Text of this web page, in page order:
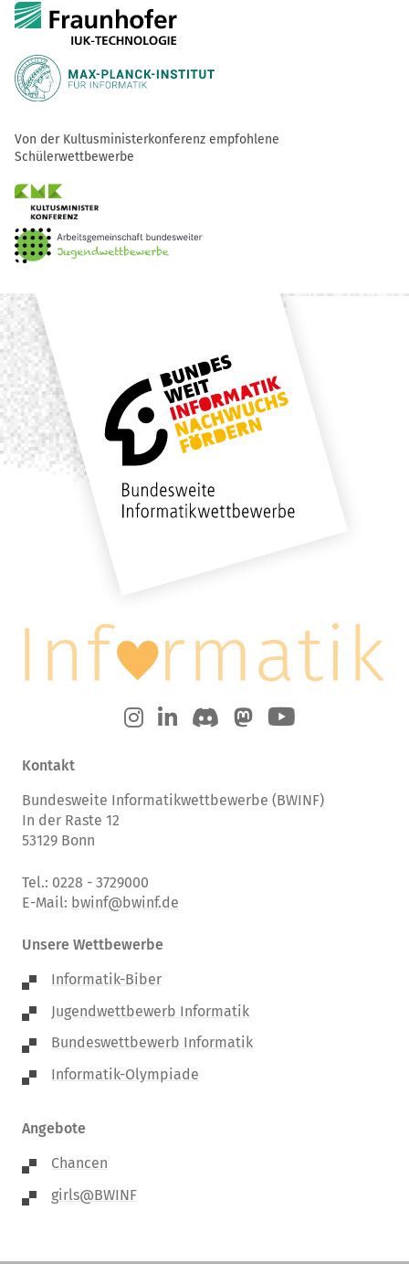
Von der Kultusministerkonferenz empfohlene
Schülerwettbewerbe
Kontakt
Bundesweite Informatikwettbewerbe (BWINF)
In der Raste 12
53129 Bonn
Tel.: 0228 - 3729000
E-Mail: bwinf@bwinf.de
Unsere Wettbewerbe
Informatik-Biber
Jugendwettbewerb Informatik
Bundeswettbewerb Informatik
Informatik-Olympiade
Angebote
Chancen
girls@BWINF